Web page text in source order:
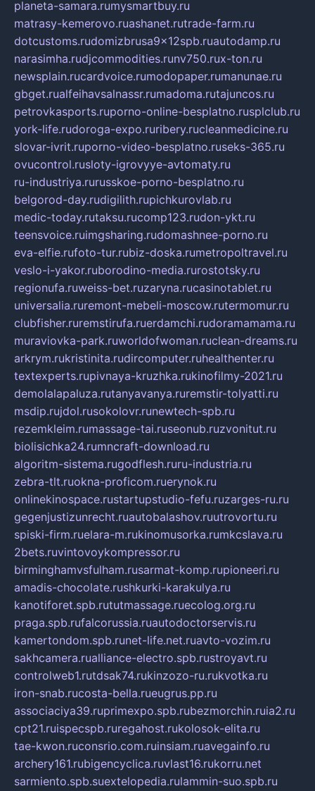
planeta-samara.rumysmartbuy.ru
matrasy-kemerovo.ruashanet.rutrade-farm.ru
dotcustoms.rudomizbrusa9x12spb.ruautodamp.ru
narasimha.rudjcommodities.runv750.rux-ton.ru
newsplain.rucardvoice.rumodopaper.rumanunae.ru
gbget.rualfeihavsalnassr.rumadoma.rutajuncos.ru
petrovkasports.ruporno-online-besplatno.rusplclub.ru
york-life.rudoroga-expo.ruribery.rucleanmedicine.ru
slovar-ivrit.ruporno-video-besplatno.ruseks-365.ru
ovucontrol.rusloty-igrovyye-avtomaty.ru
ru-industriya.rurusskoe-porno-besplatno.ru
belgorod-day.rudigilith.rupichkurovlab.ru
medic-today.rutaksu.rucomp123.rudon-ykt.ru
teensvoice.ruimgsharing.rudomashnee-porno.ru
eva-elfie.rufoto-tur.rubiz-doska.rumetropoltravel.ru
veslo-i-yakor.ruborodino-media.rurostotsky.ru
regionufa.ruweiss-bet.ruzaryna.rucasinotablet.ru
universalia.ruremont-mebeli-moscow.rutermomur.ru
clubfisher.ruremstirufa.ruerdamchi.rudoramamama.ru
muraviovka-park.ruworldofwoman.ruclean-dreams.ru
arkrym.rukristinita.rudircomputer.ruhealthenter.ru
textexperts.rupivnaya-kruzhka.rukinofilmy-2021.ru
demolalapaluza.rutanyavanya.ruremstir-tolyatti.ru
msdip.rujdol.rusokolovr.runewtech-spb.ru
rezemkleim.rumassage-tai.ruseonub.ruzvonitut.ru
biolisichka24.rumncraft-download.ru
algoritm-sistema.rugodflesh.ruru-industria.ru
zebra-tlt.ruokna-proficom.ruerynok.ru
onlinekinospace.rustartupstudio-fefu.ruzarges-ru.ru
gegenjustizunrecht.ruautobalashov.ruutrovortu.ru
spiski-firm.ruelara-m.rukinomusorka.rumkcslava.ru
2bets.ruvintovoykompressor.ru
birminghamvsfulham.rusarmat-komp.rupioneeri.ru
amadis-chocolate.rushkurki-karakulya.ru
kanotiforet.spb.rututmassage.ruecolog.org.ru
praga.spb.rufalcorussia.ruautodoctorservis.ru
kamertondom.spb.runet-life.net.ruavto-vozim.ru
sakhcamera.rualliance-electro.spb.rustroyavt.ru
controlweb1.rutdsak74.rukinzozo-ru.rukvotka.ru
iron-snab.rucosta-bella.rueugrus.pp.ru
associaciya39.ruprimexpo.spb.rubezmorchin.ruia2.ru
cpt21.ruispecspb.ruregahost.rukolosok-elita.ru
tae-kwon.ruconsrio.com.ruinsiam.ruavegainfo.ru
archery161.rubigencyclica.ruvlast16.rukorru.net
sarmiento.spb.suextelopedia.rulammin-suo.spb.ru